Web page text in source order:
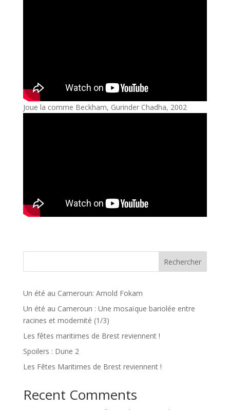
Joue la comme Beckham, Gurinder Chadha, 2002
Rechercher
Un été au Cameroun: Arnold Fokam
Un été au Cameroun : Une mosaïque bariolée entre
racines et modernité (1/3)
Les fêtes maritimes de Brest reviennent !
Spoilers : Dune 2
Les Fêtes Maritimes de Brest reviennent !
Recent Comments